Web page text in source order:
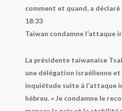
comment et quand, a déclaré
18:33
Taiwan condamne l’attaque
La présidente taïwanaise
une délégation israélienne et
inquiétude suite à l’attaque
hébreu. « Je condamne le